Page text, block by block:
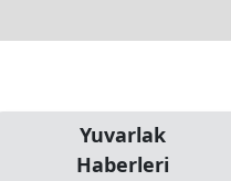
Yuvarlak
Haberleri